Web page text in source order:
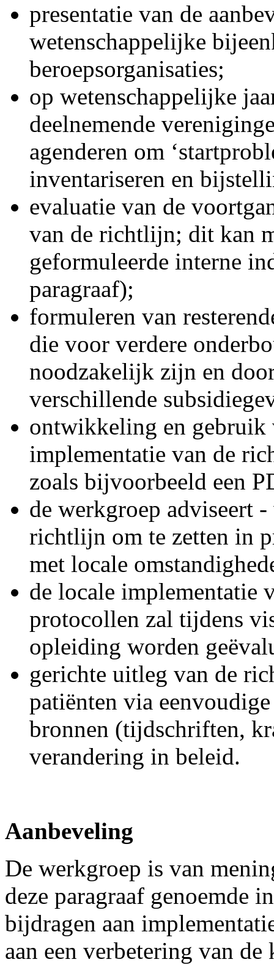
presentatie van de
wetenschappelijke
beroepsorganisaties;
op wetenschappelijke
deelnemende
agenderen om
inventariseren en
evaluatie van de
van de richtlijn; dit kan
geformuleerde interne
paragraaf);
formuleren van
die voor verdere
noodzakelijk zijn en
verschillende
ontwikkeling en gebruik
implementatie van de
zoals bijvoorbeeld een
de werkgroep adviseert
richtlijn om te zetten in
met locale
de locale implementatie
protocollen zal tijdens
opleiding worden
gerichte uitleg van de
patiënten via
bronnen (tijdschriften,
verandering in beleid.
Aanbeveling
De werkgroep is van
deze paragraaf genoemde
bijdragen aan
aan een verbetering van